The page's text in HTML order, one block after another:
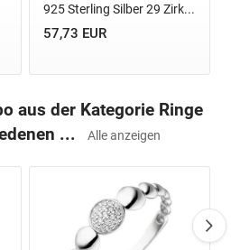
925 Sterling Silber 29 Zirk...
57,73 EUR
aus der Kategorie Ringe
...
Alle anzeigen